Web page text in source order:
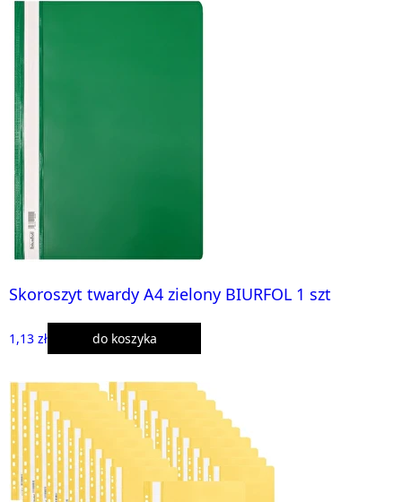
Skoroszyt twardy A4 zielony BIURFOL 1 szt
1,13 zł do koszyka